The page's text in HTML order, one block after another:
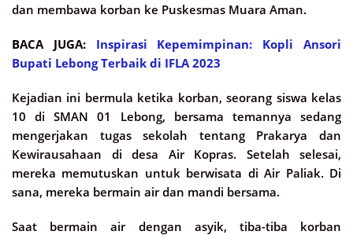
dan membawa korban ke Puskesmas Muara Aman.
BACA JUGA: Inspirasi Kepemimpinan: Kopli Ansori
Bupati Lebong Terbaik di IFLA 2023
Kejadian ini bermula ketika korban, seorang siswa kelas
10 di SMAN 01 Lebong, bersama temannya sedang
mengerjakan tugas sekolah tentang Prakarya dan
Kewirausahaan di desa Air Kopras. Setelah selesai,
mereka memutuskan untuk berwisata di Air Paliak. Di
sana, mereka bermain air dan mandi bersama.
Saat bermain air dengan asyik, tiba-tiba korban